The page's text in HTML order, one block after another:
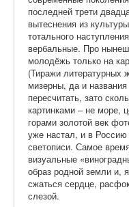
последней трети
вытеснения из
тотального
вербальные. Про
молодёжь только на
(Тиражи литературных
мизерны, да и
пересчитать, зато
картинками – не море,
горами золотой век
уже настал, и в Россию
светописи. Самое
визуальные
образ родной земли и,
сжаться сердце,
слезой.